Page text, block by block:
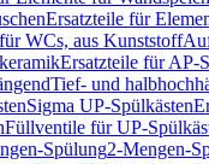
Ersatzteile für
WCs, aus Kunststoff
Ersatzteile für AP-
Tief- und
Sigma UP-Spülkästen
Füllventile für UP-
Spülung2-Mengen-